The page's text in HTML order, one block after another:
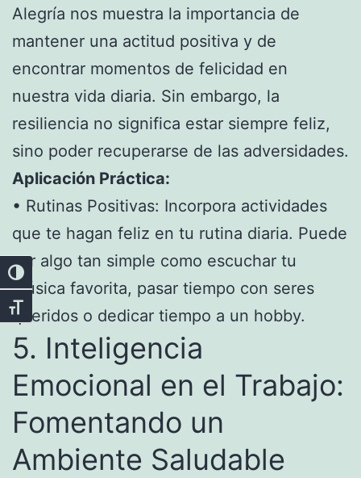
Alternar alto contraste
Alternar tamaño de letra
Alegría nos muestra la importancia de
mantener una actitud positiva y de
encontrar momentos de felicidad en
nuestra vida diaria. Sin embargo, la
resiliencia no significa estar siempre feliz,
sino poder recuperarse de las adversidades.
Aplicación Práctica:
• Rutinas Positivas: Incorpora actividades
que te hagan feliz en tu rutina diaria. Puede
ser algo tan simple como escuchar tu
música favorita, pasar tiempo con seres
queridos o dedicar tiempo a un hobby.
5. Inteligencia
Emocional en el Trabajo:
Fomentando un
Ambiente Saludable